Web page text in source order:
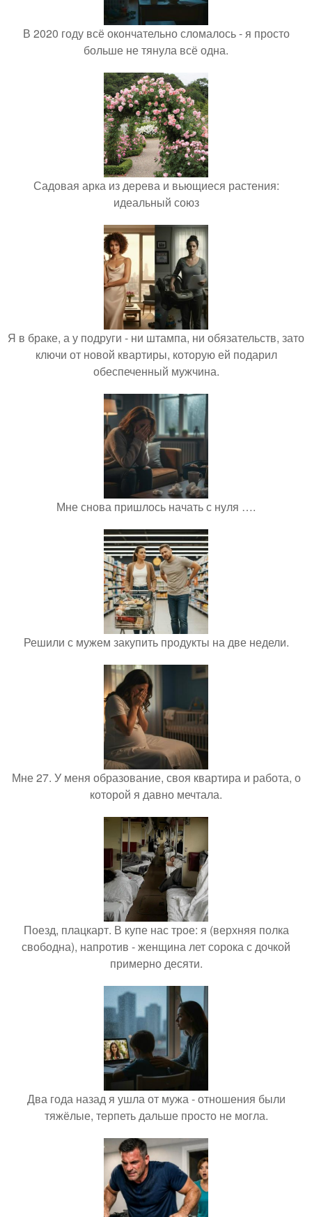
В 2020 году всё окончательно сломалось - я просто
больше не тянула всё одна.
Садовая арка из дерева и вьющиеся растения:
идеальный союз
Я в браке, а у подруги - ни штампа, ни обязательств, зато
ключи от новой квартиры, которую ей подарил
обеспеченный мужчина.
Мне снова пришлось начать с нуля ….
Решили с мужем закупить продукты на две недели.
Мне 27. У меня образование, своя квартира и работа, о
которой я давно мечтала.
Поезд, плацкарт. В купе нас трое: я (верхняя полка
свободна), напротив - женщина лет сорока с дочкой
примерно десяти.
Два года назад я ушла от мужа - отношения были
тяжёлые, терпеть дальше просто не могла.